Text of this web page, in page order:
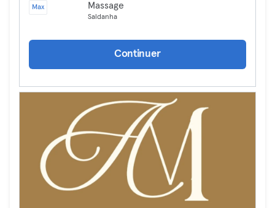
Max Massage
Saldanha
Continuer